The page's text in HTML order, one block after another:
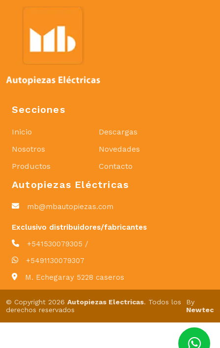
Secciones
Inicio
Nosotros
Productos
Descargas
Novedades
Contacto
Autopiezas Eléctricas
mb@mbautopiezas.com
Exclusivo distribuidores/fabricantes
+541530079305 /
+5491130079307
M. Echegaray 5228 caseros
© Copyright 2026 Autopiezas Electricas. Todos los
derechos reservados
By
Newtec